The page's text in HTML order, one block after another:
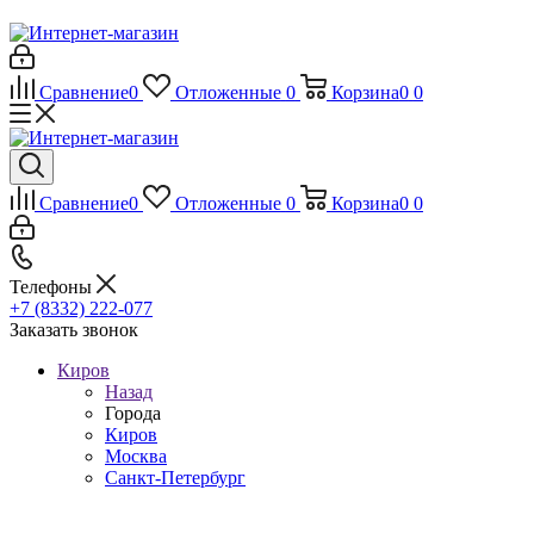
Сравнение0 Отложенные 0 Корзина0 0
Сравнение0 Отложенные 0 Корзина0 0
Телефоны
+7 (8332) 222-077
Заказать звонок
Киров
Назад
Города
Киров
Москва
Санкт-Петербург